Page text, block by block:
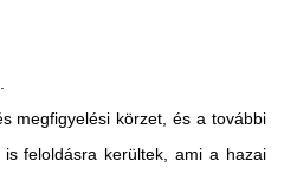
megfigyelési körzet, és a további
feloldásra kerültek, ami a hazai